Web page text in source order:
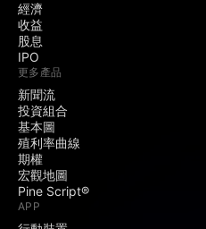
經濟
收益
股息
IPO
更多產品
新聞流
投資組合
基本圖
殖利率曲線
期權
宏觀地圖
Pine Script®
APP